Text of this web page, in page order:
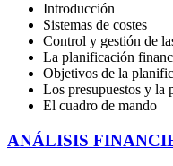
Introducción
Sistemas de costes
Control y gestión de
La planificación
Objetivos de la
Los presupuestos y la
El cuadro de mando
ANÁLISIS